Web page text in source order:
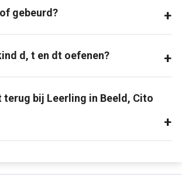
gebeurd?
d, t en dt oefenen?
terug bij Leerling in Beeld, Cito